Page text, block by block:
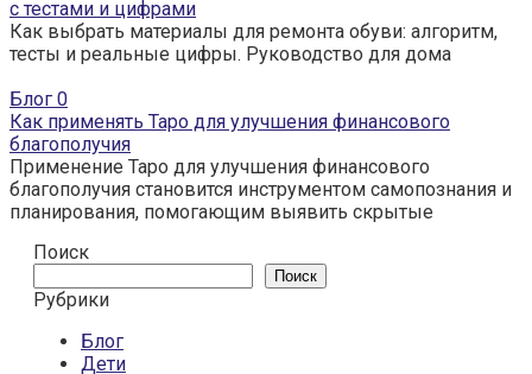
с тестами и цифрами
Как выбрать материалы для ремонта обуви: алгоритм,
тесты и реальные цифры. Руководство для дома
Блог 0
Как применять Таро для улучшения финансового
благополучия
Применение Таро для улучшения финансового
благополучия становится инструментом самопознания и
планирования, помогающим выявить скрытые
Поиск
Поиск
Рубрики
Блог
Дети